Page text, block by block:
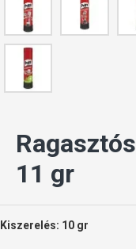
11 gr
Kiszerelés: 10 gr